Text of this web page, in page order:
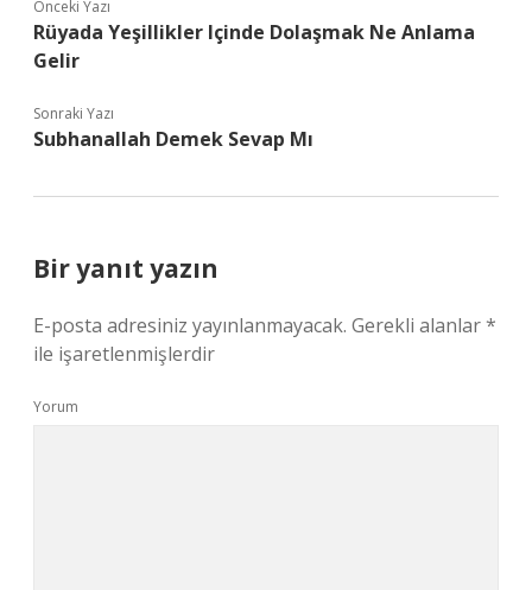
Önceki Yazı
Rüyada Yeşillikler Içinde Dolaşmak Ne Anlama
Gelir
Sonraki Yazı
Subhanallah Demek Sevap Mı
Bir yanıt yazın
E-posta adresiniz yayınlanmayacak. Gerekli alanlar*
ile işaretlenmişlerdir
Yorum